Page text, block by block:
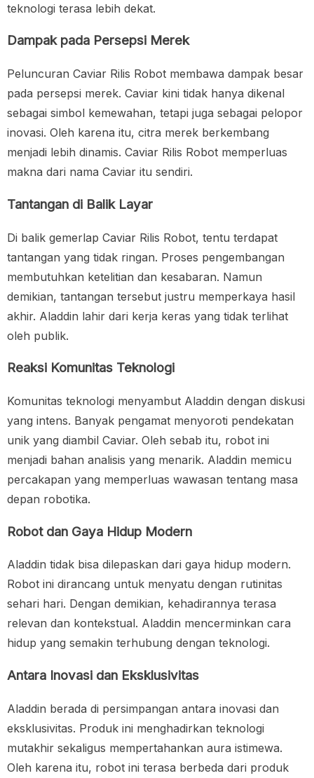
teknologi terasa lebih dekat.
Dampak pada Persepsi Merek
Peluncuran Caviar Rilis Robot membawa dampak besar
pada persepsi merek. Caviar kini tidak hanya dikenal
sebagai simbol kemewahan, tetapi juga sebagai pelopor
inovasi. Oleh karena itu, citra merek berkembang
menjadi lebih dinamis. Caviar Rilis Robot memperluas
makna dari nama Caviar itu sendiri.
Tantangan di Balik Layar
Di balik gemerlap Caviar Rilis Robot, tentu terdapat
tantangan yang tidak ringan. Proses pengembangan
membutuhkan ketelitian dan kesabaran. Namun
demikian, tantangan tersebut justru memperkaya hasil
akhir. Aladdin lahir dari kerja keras yang tidak terlihat
oleh publik.
Reaksi Komunitas Teknologi
Komunitas teknologi menyambut Aladdin dengan diskusi
yang intens. Banyak pengamat menyoroti pendekatan
unik yang diambil Caviar. Oleh sebab itu, robot ini
menjadi bahan analisis yang menarik. Aladdin memicu
percakapan yang memperluas wawasan tentang masa
depan robotika.
Robot dan Gaya Hidup Modern
Aladdin tidak bisa dilepaskan dari gaya hidup modern.
Robot ini dirancang untuk menyatu dengan rutinitas
sehari hari. Dengan demikian, kehadirannya terasa
relevan dan kontekstual. Aladdin mencerminkan cara
hidup yang semakin terhubung dengan teknologi.
Antara Inovasi dan Eksklusivitas
Aladdin berada di persimpangan antara inovasi dan
eksklusivitas. Produk ini menghadirkan teknologi
mutakhir sekaligus mempertahankan aura istimewa.
Oleh karena itu, robot ini terasa berbeda dari produk